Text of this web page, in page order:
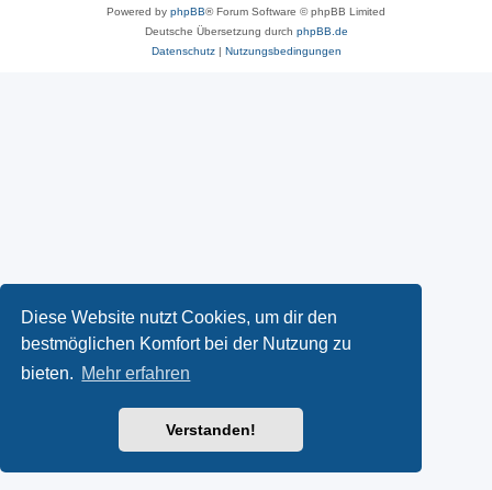
Diese Website nutzt Cookies, um dir den
bestmöglichen Komfort bei der Nutzung zu
bieten. Mehr erfahren
Verstanden!
Powered by phpBB® Forum Software © phpBB Limited
Deutsche Übersetzung durch phpBB.de
Datenschutz| Nutzungsbedingungen